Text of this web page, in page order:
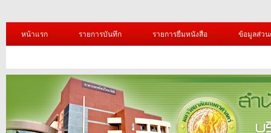
หน้าแรก รายการบันทึก รายการยืมหนังสือ ข้อมูลส่ว